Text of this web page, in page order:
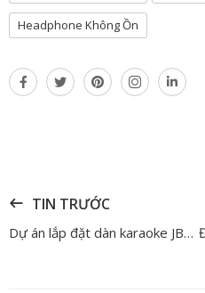
Headphone Không Ồn
TIN TRƯỚC
Dự án lắp đặt dàn karaoke JBL Pasion tại Quảng Ngãi chỉ hơn 80 triệu